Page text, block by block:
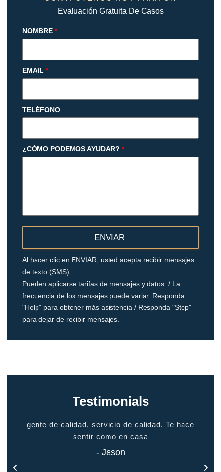
Evaluación Gratuita De Casos
NOMBRE *
EMAIL *
TELÉFONO
¿CÓMO PODEMOS AYUDAR? *
Al hacer clic en ENVIAR, usted acepta recibir mensajes
de texto (SMS).
Pueden aplicarse tarifas de mensajes y datos. / La
frecuencia de los mensajes puede variar. Responda
"Help" para obtener más asistencia / Responda "Stop"
para dejar de recibir mensajes.
Testimonials
gente de calidad, servicio de calidad. Te hace
sentir como en casa
- Jason